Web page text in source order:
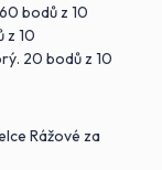
bodů z 10
z 10
20 bodů z 10
Rážové za